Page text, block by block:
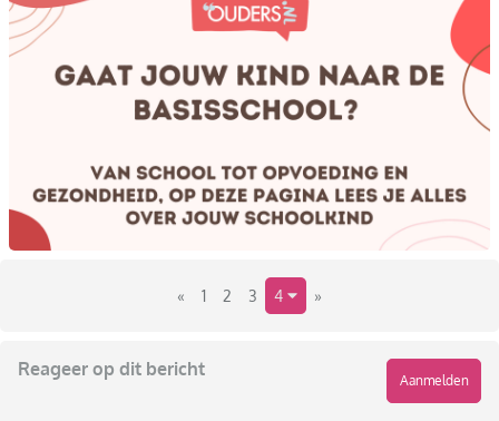
« 1 2 3 4 »
Reageer op dit bericht
Aanmelden